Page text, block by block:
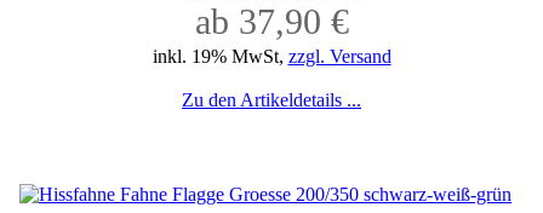
ab 37,90 €
inkl. 19% MwSt, zzgl. Versand
Zu den Artikeldetails ...